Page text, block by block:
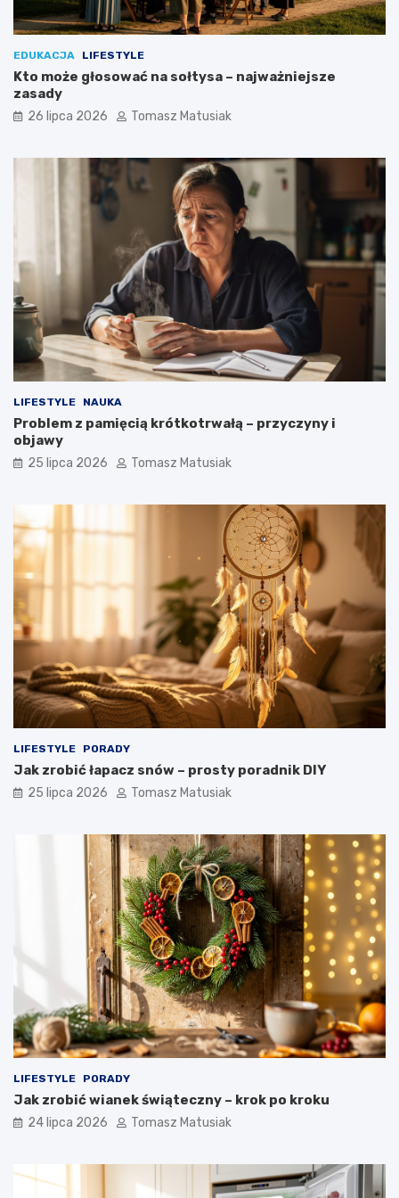
EDUKACJA LIFESTYLE
Kto może głosować na sołtysa – najważniejsze
zasady
26 lipca 2026 Tomasz Matusiak
LIFESTYLE NAUKA
Problem z pamięcią krótkotrwałą – przyczyny i
objawy
25 lipca 2026 Tomasz Matusiak
LIFESTYLE PORADY
Jak zrobić łapacz snów – prosty poradnik DIY
25 lipca 2026 Tomasz Matusiak
LIFESTYLE PORADY
Jak zrobić wianek świąteczny – krok po kroku
24 lipca 2026 Tomasz Matusiak